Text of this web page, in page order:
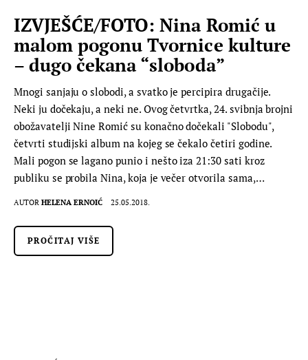
IZVJEŠĆE/FOTO: Nina Romić u
malom pogonu Tvornice kulture
– dugo čekana “sloboda”
Mnogi sanjaju o slobodi, a svatko je percipira drugačije.
Neki ju dočekaju, a neki ne. Ovog četvrtka, 24. svibnja brojni
obožavatelji Nine Romić su konačno dočekali "Slobodu",
četvrti studijski album na kojeg se čekalo četiri godine.
Mali pogon se lagano punio i nešto iza 21:30 sati kroz
publiku se probila Nina, koja je večer otvorila sama,…
AUTOR HELENA ERNOIĆ 25.05.2018.
PROČITAJ VIŠE